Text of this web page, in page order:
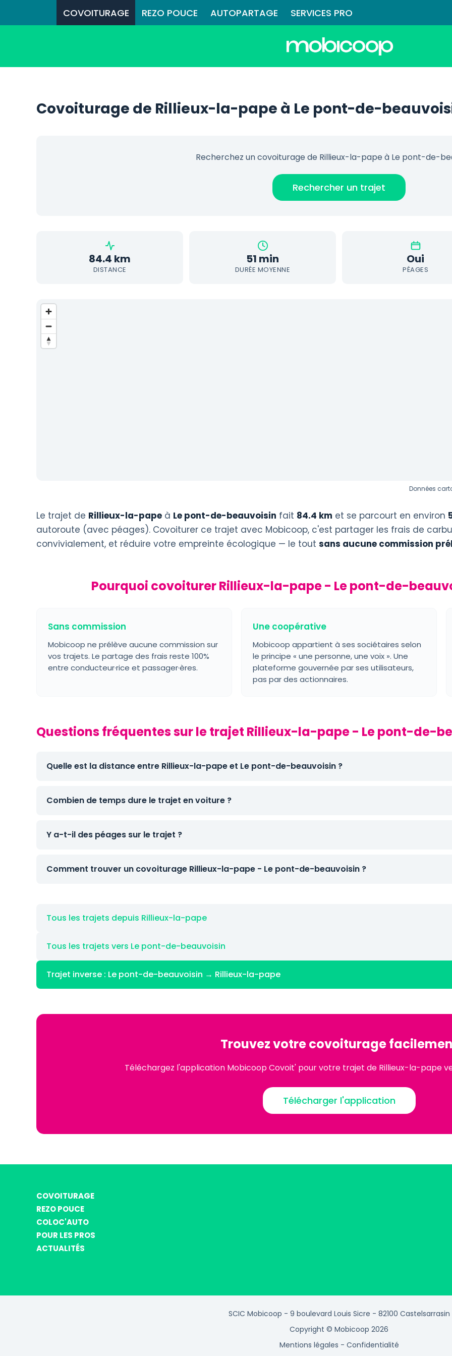
COVOITURAGE REZO POUCE AUTOPARTAGE SERVICES PRO
Covoiturage de Rillieux-la-pape à Le pont-de-
Recherchez un covoiturage de Rillieux-la-pape à Le pont-de-
Rechercher un trajet
84.4 km
DISTANCE
51 min
DURÉE MOYENNE
Oui
PÉAGES
Données
Le trajet de Rillieux-la-pape à Le pont-de-beauvoisin fait 84.4 km et se parcourt en environ
autoroute (avec péages). Covoiturer ce trajet avec Mobicoop, c'est partager les frais de
convivialement, et réduire votre empreinte écologique — le tout sans aucune commission
Pourquoi covoiturer Rillieux-la-pape - Le pont-de-
Sans commission
Mobicoop ne prélève aucune commission sur
vos trajets. Le partage des frais reste 100%
entre conducteur·rice et passager·ères.
Une coopérative
Mobicoop appartient à ses sociétaires selon
le principe « une personne, une voix ». Une
plateforme gouvernée par ses utilisateurs,
pas par des actionnaires.
Questions fréquentes sur le trajet Rillieux-la-pape - Le pont-de-
Quelle est la distance entre Rillieux-la-pape et Le pont-de-beauvoisin ?
Combien de temps dure le trajet en voiture ?
Y a-t-il des péages sur le trajet ?
Comment trouver un covoiturage Rillieux-la-pape - Le pont-de-beauvoisin ?
Tous les trajets depuis Rillieux-la-pape
Tous les trajets vers Le pont-de-beauvoisin
Trajet inverse : Le pont-de-beauvoisin → Rillieux-la-pape
Trouvez votre covoiturage
Téléchargez l'application Mobicoop Covoit' pour votre trajet de Rillieux-la-pape
Télécharger l'application
COVOITURAGE
REZO POUCE
COLOC'AUTO
POUR LES PROS
ACTUALITÉS
SCIC Mobicoop - 9 boulevard Louis Sicre - 82100 Castelsarrasin
Copyright © Mobicoop 2026
Mentions légales - Confidentialité